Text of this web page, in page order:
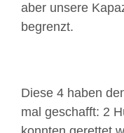
aber unsere
begrenzt.
Diese 4 haben
mal geschafft: 2